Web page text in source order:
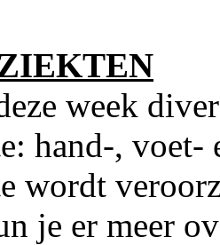
week
hand-, voet-
wordt
je er meer